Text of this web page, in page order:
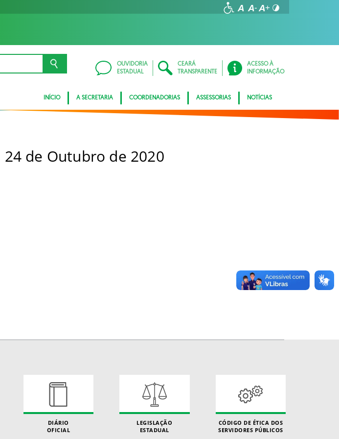
OUVIDORIA
ESTADUAL
CEARÁ
TRANSPARENTE
ACESSO À
INFORMAÇÃO
INÍCIO A SECRETARIA COORDENADORIAS ASSESSORIAS NOTÍCIAS
24 de Outubro de 2020
DIÁRIO
OFICIAL
LEGISLAÇÃO
ESTADUAL
CÓDIGO DE ÉTICA DOS
SERVIDORES PÚBLICOS